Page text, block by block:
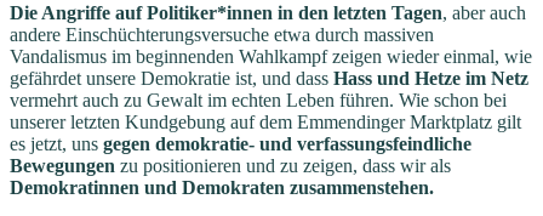
Die Angriffe auf Politiker*innen in den letzten Tagen, aber auch
andere Einschüchterungsversuche etwa durch massiven
Vandalismus im beginnenden Wahlkampf zeigen wieder einmal, wie
gefährdet unsere Demokratie ist, und dass Hass und Hetze im Netz
vermehrt auch zu Gewalt im echten Leben führen. Wie schon bei
unserer letzten Kundgebung auf dem Emmendinger Marktplatz gilt
es jetzt, uns gegen demokratie- und verfassungsfeindliche
Bewegungen zu positionieren und zu zeigen, dass wir als
Demokratinnen und Demokraten zusammenstehen.